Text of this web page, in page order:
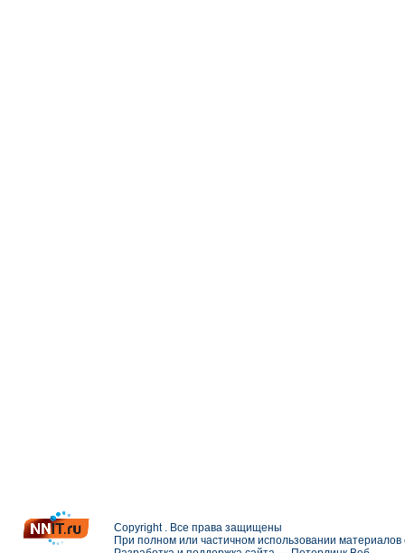
Copyright . Все права защищены
При полном или частичном использовании